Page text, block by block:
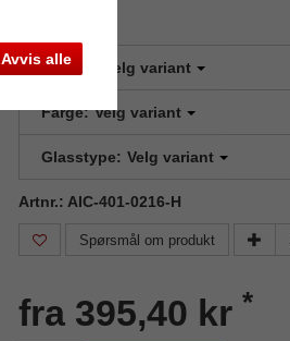
Avvis alle
Format: Velg variant
Farge: Velg variant
Glasstype: Velg variant
Artnr.: AIC-401-0216-H
Spørsmål om produkt
fra 395,40 kr *